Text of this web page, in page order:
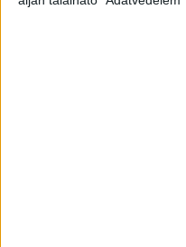
ÉLMÉNNYÉ